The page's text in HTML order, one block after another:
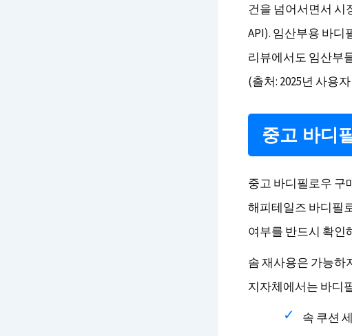
건을 넘어서면서 시
API). 임산부용 바디
리뷰에서도 임산부
(출처: 2025년 사용
중고 바디
중고 바디필로우 구
해피테일즈 바디필
여부를 반드시 확인
솜 재사용은 가능하
지자체에서는 바디
속 쿠션